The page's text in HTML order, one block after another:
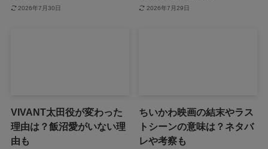
2026年7月30日 2026年7月29日
VIVANT太田役が変わった
理由は？飯沼愛がいない理
由も
ちいかわ映画の結末やラス
トシーンの意味は？ネタバ
レや考察も